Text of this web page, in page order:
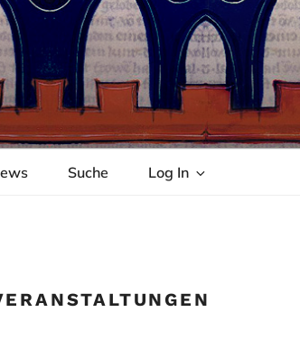
Suche Log In